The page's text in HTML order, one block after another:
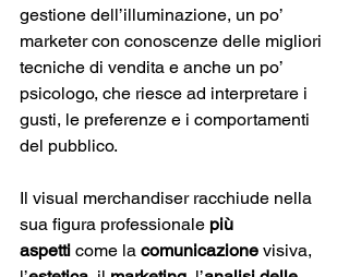
gestione dell’illuminazione, un po’
marketer con conoscenze delle migliori
tecniche di vendita e anche un po’
psicologo, che riesce ad interpretare i
gusti, le preferenze e i comportamenti
del pubblico.
Il visual merchandiser racchiude nella
sua figura professionale più
aspetti come la comunicazione visiva,